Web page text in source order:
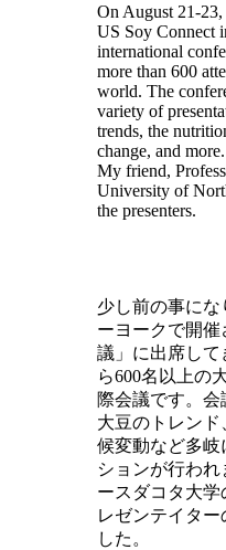
On August 21-23,
US Soy Connect
international
more than 600
world. The
variety of
trends, the
change, and more.
My friend,
University of
the presenters.
少し前の事にな
ーヨークで開
議」に出席し
ら600名以上の
際会議です。会
大豆のトレン
候変動など多岐
ションが行わ
ースダコタ大
レゼンテイター
した。